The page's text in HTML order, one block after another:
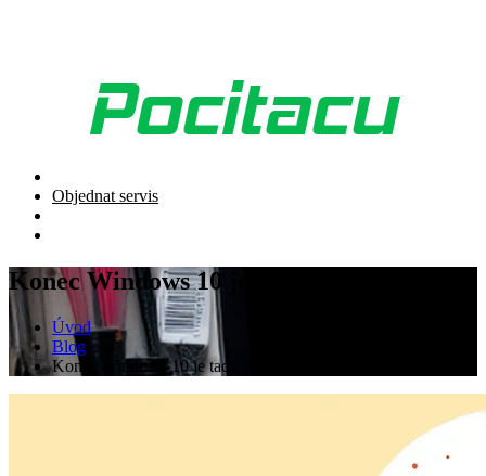
Objednat servis
Konec Windows 10 je tady
Úvod
Blog
Konec Windows 10 je tady